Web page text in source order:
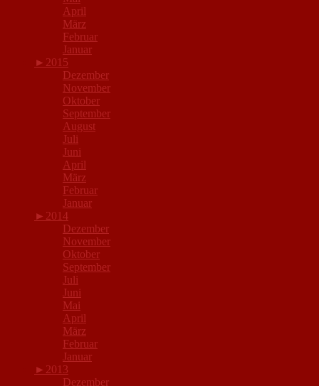
April
März
Februar
Januar
► 2015
Dezember
November
Oktober
September
August
Juli
Juni
April
März
Februar
Januar
► 2014
Dezember
November
Oktober
September
Juli
Juni
Mai
April
März
Februar
Januar
► 2013
Dezember